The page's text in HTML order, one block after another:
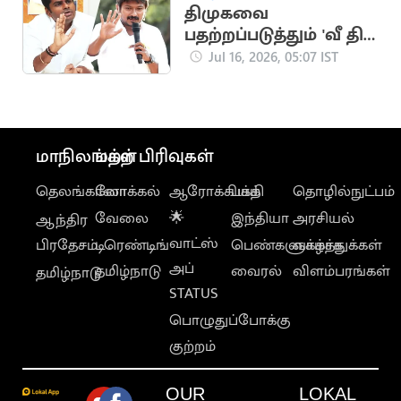
திமுகவை
பதற்றப்படுத்தும் 'வீ தி
லீடர்ஸ்" நிறுவனர்
Jul 16, 2026, 05:07 IST
மாநிலங்கள்
தெலங்கானா
ஆந்திர
பிரதேசம்
தமிழ்நாடு
மற்ற பிரிவுகள்
லோக்கல்
வேலை
டிரெண்டிங்
தமிழ்நாடு
ஆரோக்கியம்
🌟
வாட்ஸ்
அப்
STATUS
பொழுதுப்போக்கு
குற்றம்
பக்தி
இந்தியா
பெண்களுக்காக
வைரல்
தொழில்நுட்பம்
அரசியல்
வாழ்த்துக்கள்
விளம்பரங்கள்
OUR LOKAL